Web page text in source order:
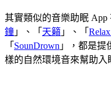
其實類似的音樂助眠 App
鐘 」、「 天籟 」、「
「 SounDrown 」，都是提
樣的自然環境音來幫助入